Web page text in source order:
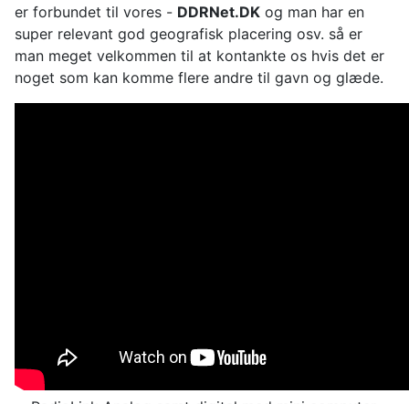
er forbundet til vores - DDRNet.DK og man har en
super relevant god geografisk placering osv. så er
man meget velkommen til at kontankte os hvis det er
noget som kan komme flere andre til gavn og glæde.